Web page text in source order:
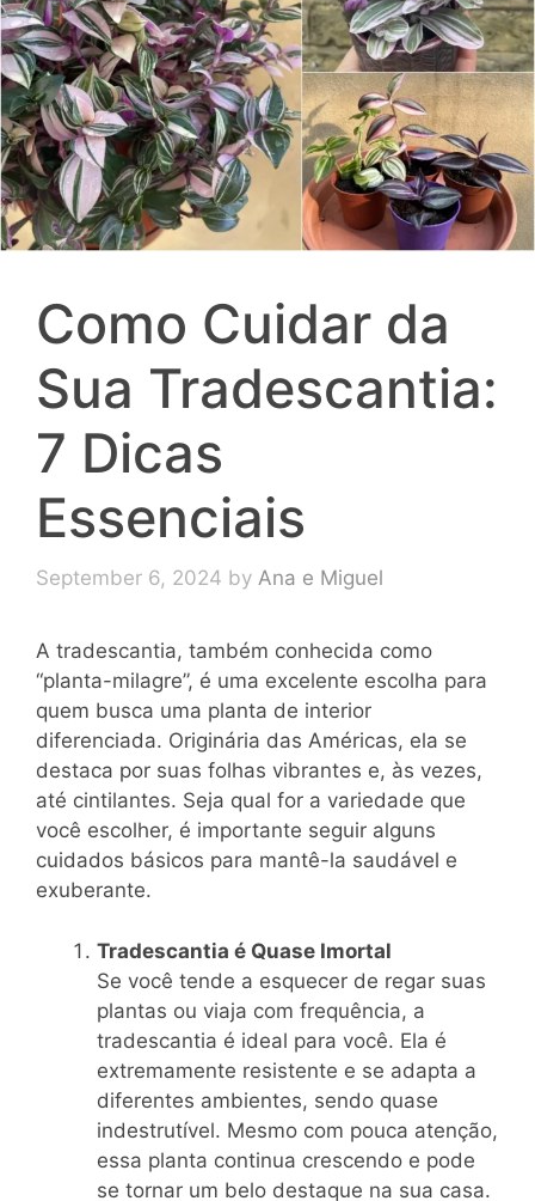
Como Cuidar da
Sua Tradescantia:
7 Dicas
Essenciais
September 6, 2024 by Ana e Miguel
A tradescantia, também conhecida como
“planta-milagre”, é uma excelente escolha para
quem busca uma planta de interior
diferenciada. Originária das Américas, ela se
destaca por suas folhas vibrantes e, às vezes,
até cintilantes. Seja qual for a variedade que
você escolher, é importante seguir alguns
cuidados básicos para mantê-la saudável e
exuberante.
Tradescantia é Quase Imortal
Se você tende a esquecer de regar suas
plantas ou viaja com frequência, a
tradescantia é ideal para você. Ela é
extremamente resistente e se adapta a
diferentes ambientes, sendo quase
indestrutível. Mesmo com pouca atenção,
essa planta continua crescendo e pode
se tornar um belo destaque na sua casa.